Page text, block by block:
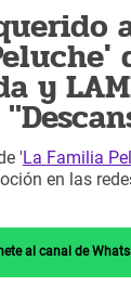
y
'La Familia
en las
al canal de